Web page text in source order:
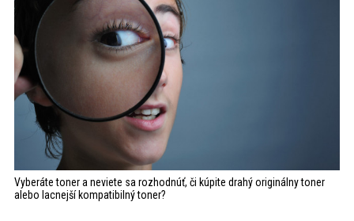
Vyberáte toner a neviete sa rozhodnúť, či kúpite drahý originálny toner
alebo lacnejší kompatibilný toner?